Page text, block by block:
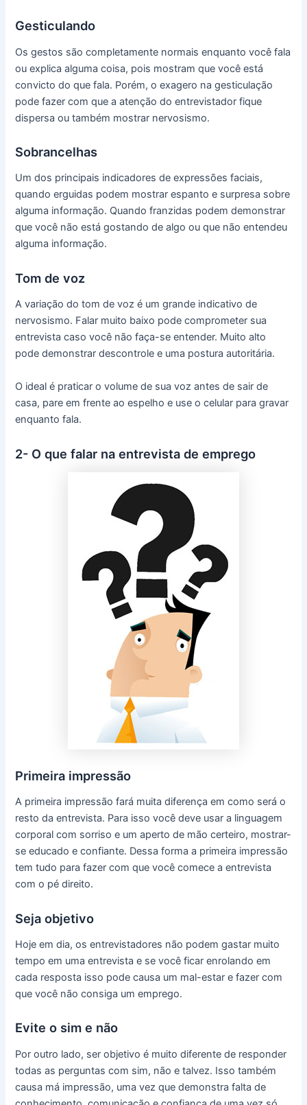
Gesticulando
Os gestos são completamente normais enquanto você fala
ou explica alguma coisa, pois mostram que você está
convicto do que fala. Porém, o exagero na gesticulação
pode fazer com que a atenção do entrevistador fique
dispersa ou também mostrar nervosismo.
Sobrancelhas
Um dos principais indicadores de expressões faciais,
quando erguidas podem mostrar espanto e surpresa sobre
alguma informação. Quando franzidas podem demonstrar
que você não está gostando de algo ou que não entendeu
alguma informação.
Tom de voz
A variação do tom de voz é um grande indicativo de
nervosismo. Falar muito baixo pode comprometer sua
entrevista caso você não faça-se entender. Muito alto
pode demonstrar descontrole e uma postura autoritária.
O ideal é praticar o volume de sua voz antes de sair de
casa, pare em frente ao espelho e use o celular para gravar
enquanto fala.
2- O que falar na entrevista de emprego
Primeira impressão
A primeira impressão fará muita diferença em como será o
resto da entrevista. Para isso você deve usar a linguagem
corporal com sorriso e um aperto de mão certeiro, mostrar-
se educado e confiante. Dessa forma a primeira impressão
tem tudo para fazer com que você comece a entrevista
com o pé direito.
Seja objetivo
Hoje em dia, os entrevistadores não podem gastar muito
tempo em uma entrevista e se você ficar enrolando em
cada resposta isso pode causa um mal-estar e fazer com
que você não consiga um emprego.
Evite o sim e não
Por outro lado, ser objetivo é muito diferente de responder
todas as perguntas com sim, não e talvez. Isso também
causa má impressão, uma vez que demonstra falta de